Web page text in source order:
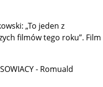
„To jeden z
filmów tego roku”. Film
- Romuald